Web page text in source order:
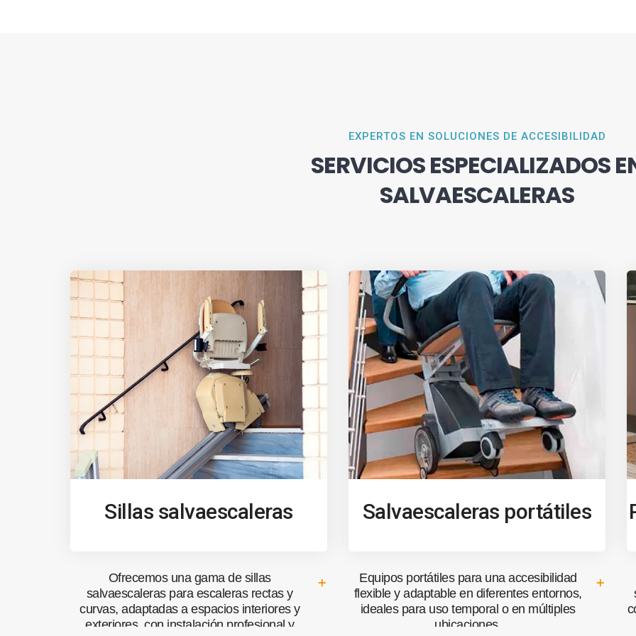
EXPERTOS EN SOLUCIONES DE ACCESIBILIDAD
SERVICIOS ESPECIALIZADOS
SALVAESCALERAS
Sillas salvaescaleras
Ofrecemos una gama de sillas
salvaescaleras para escaleras rectas y
curvas, adaptadas a espacios interiores y
exteriores, con instalación profesional y
Salvaescaleras portátiles
Equipos portátiles para una accesibilidad
flexible y adaptable en diferentes entornos,
ideales para uso temporal o en múltiples
ubicaciones.